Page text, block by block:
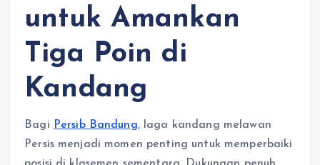
untuk Amankan
Tiga Poin di
Kandang
Bagi Persib Bandung, laga kandang melawan
Persis menjadi momen penting untuk memperbaiki